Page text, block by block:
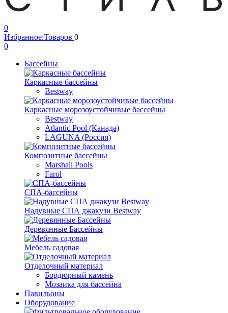
0
Избранное:Товаров 0
0
Бассейны
Каркасные бассейны
Bestway
Каркасные морозоустойчивые бассейны
Bestway
Atlantic Pool (Канада)
LAGUNA (Россия)
Композитные бассейны
Marshall Pools
Farol
СПА-бассейны
Надувные СПА джакузи Bestway
Деревянные Бассейны
Мебель садовая
Отделочный материал
Бордюрный камень
Мозаика для бассейна
Павильоны
Оборудование